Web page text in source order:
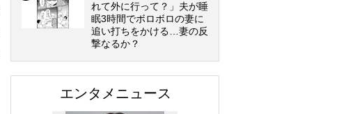
れて外に行って？」夫が睡
眠3時間でボロボロの妻に
追い打ちをかける…妻の反
撃なるか？
エンタメニュース